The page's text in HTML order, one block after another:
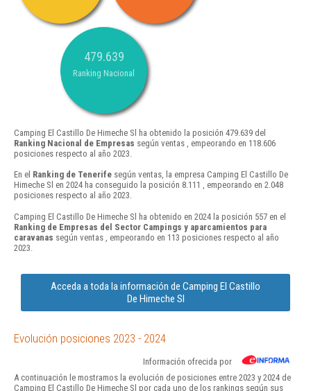
479.639
Ranking Nacional
Camping El Castillo De Himeche Sl ha obtenido la posición 479.639 del
Ranking Nacional de Empresas según ventas , empeorando en 118.606
posiciones respecto al año 2023.
En el Ranking de Tenerife según ventas, la empresa Camping El Castillo De
Himeche Sl en 2024 ha conseguido la posición 8.111 , empeorando en 2.048
posiciones respecto al año 2023.
Camping El Castillo De Himeche Sl ha obtenido en 2024 la posición 557 en el
Ranking de Empresas del Sector Campings y aparcamientos para
caravanas según ventas , empeorando en 113 posiciones respecto al año
2023.
Acceda a toda la información de Camping El Castillo
De Himeche Sl
Evolución posiciones 2023 - 2024
Información ofrecida por
A continuación le mostramos la evolución de posiciones entre 2023 y 2024 de
Camping El Castillo De Himeche Sl por cada uno de los rankings según sus